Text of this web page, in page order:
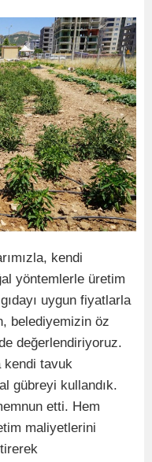
kendi
yöntemlerle üretim
uygun fiyatlarla
belediyemizin öz
değerlendiriyoruz.
kendi tavuk
gübreyi kullandık.
etti. Hem
maliyetlerini